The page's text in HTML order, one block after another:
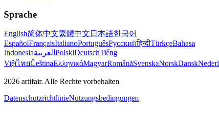
Sprache
English简体中文繁體中文 日本語한국어
EspañolFrançaisItalianoPortuguêsРусскийहिन्दीTürkçeBahasa
Indonesiaالعربية PolskiDeutschTiếng
ViệtไทยČeštinaΕλληνικάMagyarRomânăSvenskaNorskDansk
2026 artifair. Alle Rechte vorbehalten
DatenschutzrichtlinieNutzungsbedingungen